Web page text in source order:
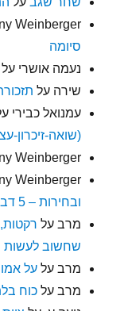
Weinberger
סיומה
נעמה אושרי על
שירה על
עמנואל כבירי
(שואה-זיכרון-
Weinberger
Weinberger
ובחירות – 5 דברים שחשוב לעשות
מרב על
שחשוב לעשות
מרב עלעל
מרב עלכוח